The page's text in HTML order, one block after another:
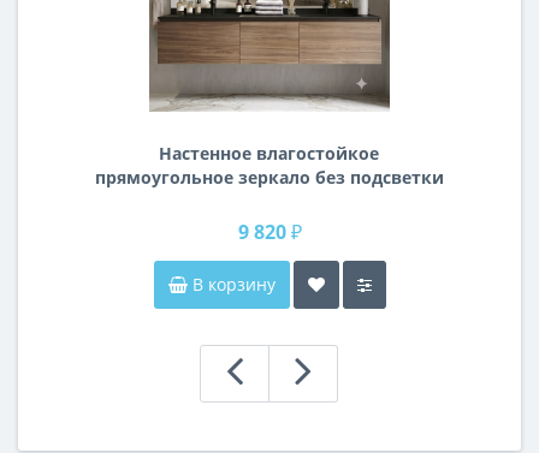
Настенное влагостойкое
прямоугольное зеркало без подсветки
9 820 ₽
В корзину